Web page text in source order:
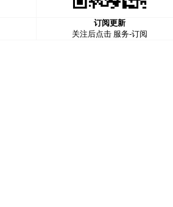
订阅更新
关注后点击 服务-订阅